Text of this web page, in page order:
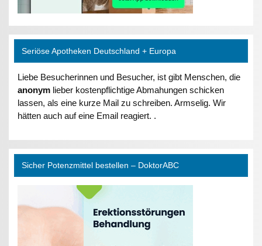
Seriöse Apotheken Deutschland + Europa
Liebe Besucherinnen und Besucher, ist gibt Menschen, die
anonym lieber kostenpflichtige Abmahungen schicken
lassen, als eine kurze Mail zu schreiben. Armselig. Wir
hätten auch auf eine Email reagiert. .
Sicher Potenzmittel bestellen – DoktorABC